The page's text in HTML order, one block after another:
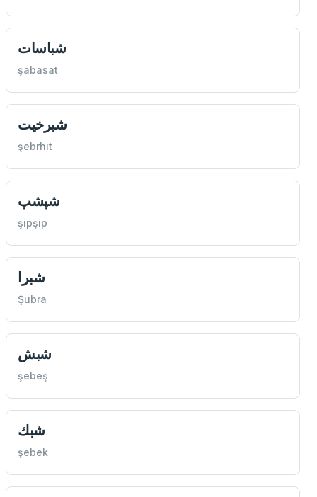
شباسات
şabasat
شبرخيت
şebrhıt
شپشپ
şipşip
شبرا
Şubra
شبش
şebeş
شبك
şebek